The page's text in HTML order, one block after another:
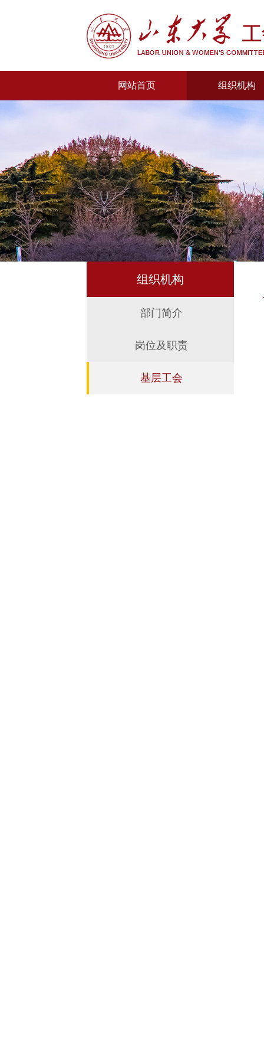
网站首页 组织机构
组织机构
部门简介
岗位及职责
基层工会